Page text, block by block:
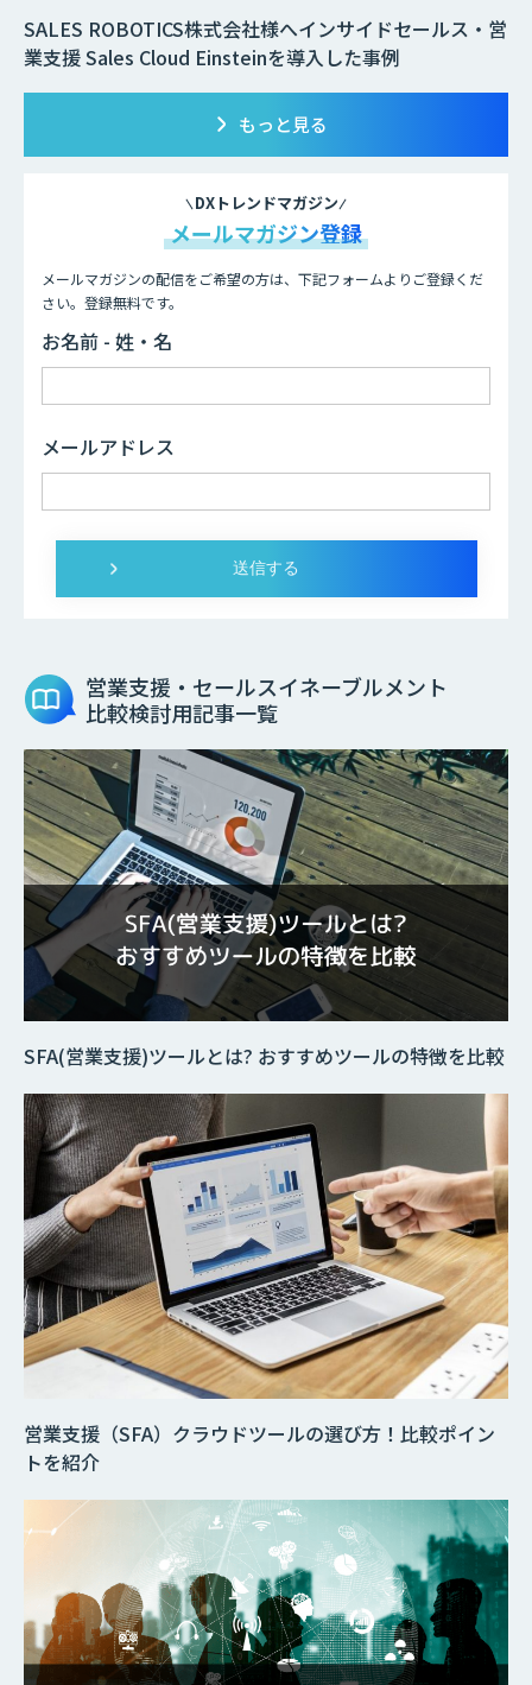
SALES ROBOTICS株式会社様へインサイドセールス・営
業支援 Sales Cloud Einsteinを導入した事例
もっと見る
DXトレンドマガジン
メールマガジン登録
メールマガジンの配信をご希望の方は、下記フォームよりご登録くだ
さい。登録無料です。
お名前 - 姓・名
メールアドレス
営業支援・セールスイネーブルメント
比較検討用記事一覧
営業支援（SFA）クラウドツールの選び方！比較ポイン
トを紹介
SFA(営業支援)ツールとは? おすすめツールの特徴を比較